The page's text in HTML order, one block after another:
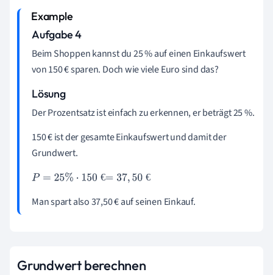
Aufgabe 4
Beim Shoppen kannst du 25 % auf einen Einkaufswert
von 150 € sparen. Doch wie viele Euro sind das?
Lösung
Der Prozentsatz ist einfach zu erkennen, er beträgt 25 %.
150 € ist der gesamte Einkaufswert und damit der
Grundwert.
€ €
P= 25 %·150 € =37,50€
Man spart also 37,50 € auf seinen Einkauf.
Grundwert berechnen